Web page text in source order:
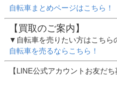
自転車まとめページはこちら！
【買取のご案内】
▼自転車を売りたい方はこちら
自転車を売るならこちら！
【LINE公式アカウントお友だち